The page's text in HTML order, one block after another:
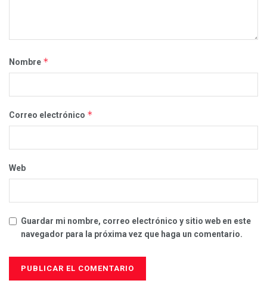
Nombre *
Correo electrónico *
Web
Guardar mi nombre, correo electrónico y sitio web en este
navegador para la próxima vez que haga un comentario.